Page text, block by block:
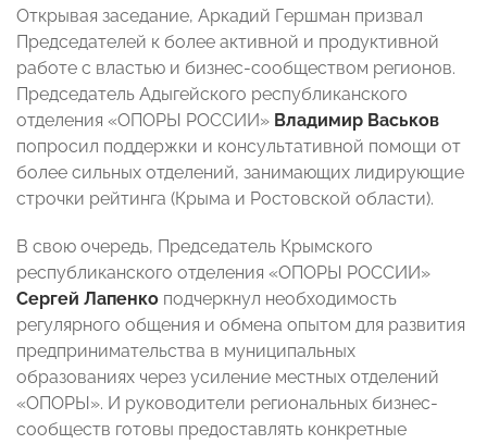
Открывая заседание, Аркадий Гершман призвал
Председателей к более активной и продуктивной
работе с властью и бизнес-сообществом регионов.
Председатель Адыгейского республиканского
отделения «ОПОРЫ РОССИИ» Владимир Васьков
попросил поддержки и консультативной помощи от
более сильных отделений, занимающих лидирующие
строчки рейтинга (Крыма и Ростовской области).
В свою очередь, Председатель Крымского
республиканского отделения «ОПОРЫ РОССИИ»
Сергей Лапенко подчеркнул необходимость
регулярного общения и обмена опытом для развития
предпринимательства в муниципальных
образованиях через усиление местных отделений
«ОПОРЫ». И руководители региональных бизнес-
сообществ готовы предоставлять конкретные